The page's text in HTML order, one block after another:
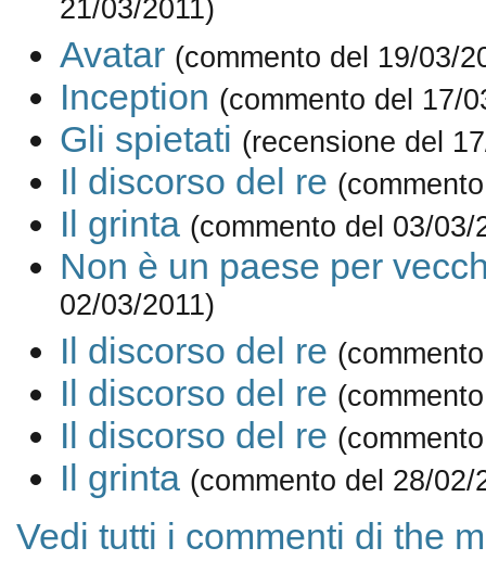
21/03/2011)
Avatar (commento del 19/03/
Inception (commento del 17/
Gli spietati (recensione del
Il discorso del re
Il grinta (commento del 03/03/
Non è un paese per
02/03/2011)
Il discorso del re
Il discorso del re
Il discorso del re
Il grinta (commento del 28/02/
Vedi tutti i commenti di the